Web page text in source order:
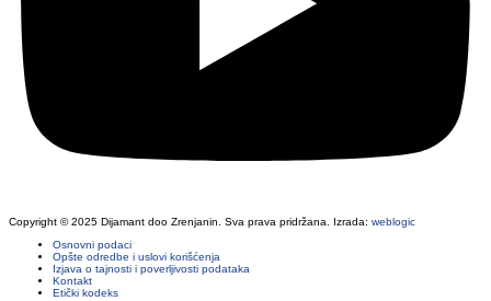
Copyright © 2025 Dijamant doo Zrenjanin. Sva prava pridržana. Izrada: weblogic
Osnovni podaci
Opšte odredbe i uslovi korišćenja
Izjava o tajnosti i poverljivosti podataka
Kontakt
Etički kodeks